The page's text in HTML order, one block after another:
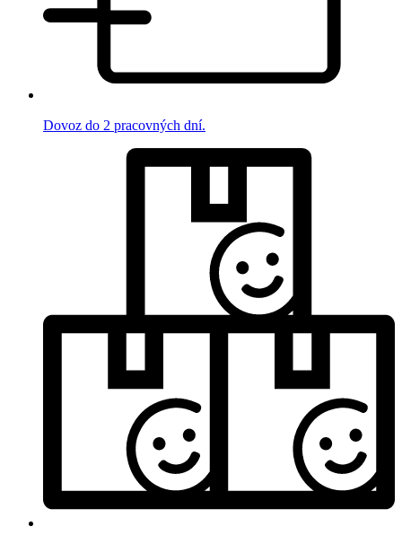
Dovoz do 2 pracovných dní.